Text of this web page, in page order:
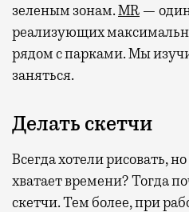
зеленым зонам.MR —
реализующих
рядом с парками. Мы
заняться.
Делать скетчи
Всегда хотели рисовать,
хватает времени? Тогда
скетчи. Тем более, при